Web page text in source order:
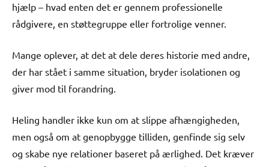
hjælp – hvad enten det er gennem professionelle
rådgivere, en støttegruppe eller fortrolige venner.
Mange oplever, at det at dele deres historie med andre,
der har stået i samme situation, bryder isolationen og
giver mod til forandring.
Heling handler ikke kun om at slippe afhængigheden,
men også om at genopbygge tilliden, genfinde sig selv
og skabe nye relationer baseret på ærlighed. Det kræver